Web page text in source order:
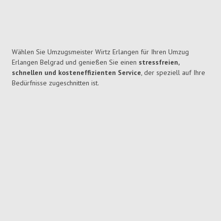
Wählen Sie Umzugsmeister Wirtz Erlangen für Ihren Umzug
Erlangen Belgrad und genießen Sie einen stressfreien,
schnellen und kosteneffizienten Service, der speziell auf Ihre
Bedürfnisse zugeschnitten ist.